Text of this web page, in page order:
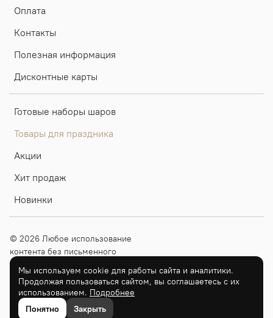
Оплата
Контакты
Полезная информация
Дисконтные карты
Готовые наборы шаров
Товары для праздника
Акции
Хит продаж
Новинки
© 2026 Любое использование
контента без письменного
разрешения запрещено
ИП Граськова О.В. ОГРН
324310000016417
Мы используем cookie для работы сайта и аналитики.
Продолжая пользоваться сайтом, вы соглашаетесь с их
использованием. Подробнее
Понятно
Закрыть